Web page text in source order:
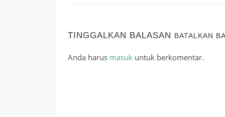
TINGGALKAN BALASAN BATALKAN
Anda harus masuk untuk berkomentar.